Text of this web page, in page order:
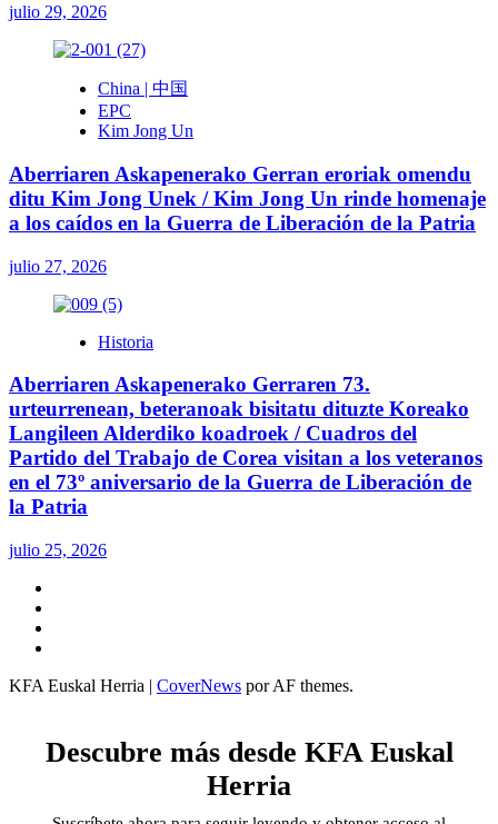
julio 29, 2026
China | 中国
EPC
Kim Jong Un
Aberriaren Askapenerako Gerran eroriak omendu
ditu Kim Jong Unek / Kim Jong Un rinde homenaje
a los caídos en la Guerra de Liberación de la Patria
julio 27, 2026
Historia
Aberriaren Askapenerako Gerraren 73.
urteurrenean, beteranoak bisitatu dituzte Koreako
Langileen Alderdiko koadroek / Cuadros del
Partido del Trabajo de Corea visitan a los veteranos
en el 73º aniversario de la Guerra de Liberación de
la Patria
julio 25, 2026
KFA Euskal Herria | CoverNews por AF themes.
Descubre más desde KFA Euskal
Herria